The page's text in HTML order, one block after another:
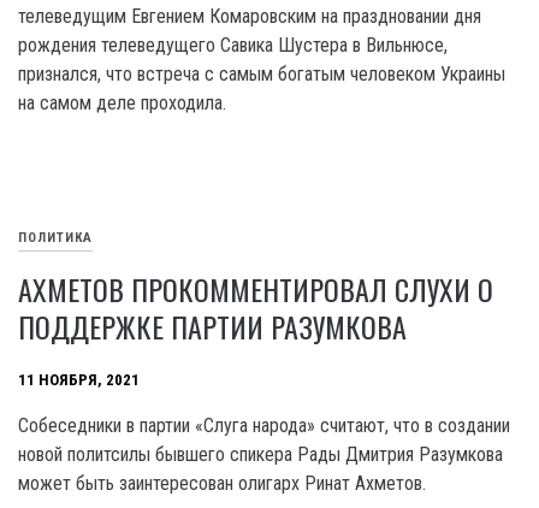
телеведущим Евгением Комаровским на праздновании дня
рождения телеведущего Савика Шустера в Вильнюсе,
признался, что встреча с самым богатым человеком Украины
на самом деле проходила.
ПОЛИТИКА
АХМЕТОВ ПРОКОММЕНТИРОВАЛ СЛУХИ О
ПОДДЕРЖКЕ ПАРТИИ РАЗУМКОВА
11 НОЯБРЯ, 2021
Собеседники в партии «Слуга народа» считают, что в создании
новой политсилы бывшего спикера Рады Дмитрия Разумкова
может быть заинтересован олигарх Ринат Ахметов.